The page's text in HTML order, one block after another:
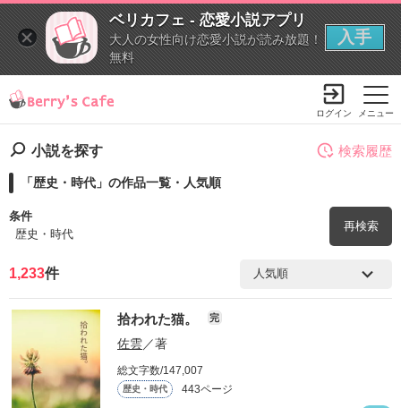
ベリカフェ - 恋愛小説アプリ
大人の女性向け恋愛小説が読み放題！
無料
入手
メニュー
ログイン
小説を探す
「歴史・時代」の作品一覧・人気順
条件
歴史・時代
再検索
検索ワード
検索履歴
1,233件
拾われた猫。 完
佐雲／著
総文字数/147,007
歴史・時代 443ページ